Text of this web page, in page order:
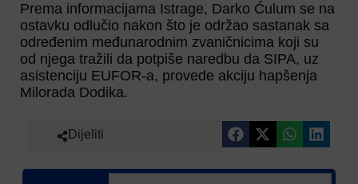
Prema informacijama Istrage, Darko Ćulum se na
ostavku odlučio nakon što je održao sastanak sa
određenim međunarodnim zvaničnicima koji su
od njega tražili da potpiše naredbu da SIPA, uz
asistenciju EUFOR-a, provede akciju hapšenja
Milorada Dodika.
Dijeliti